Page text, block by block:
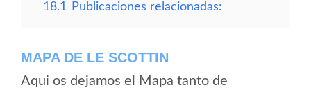
18.1
Publicaciones relacionadas:
MAPA DE LE SCOTTIN
Aqui os dejamos el Mapa tanto de